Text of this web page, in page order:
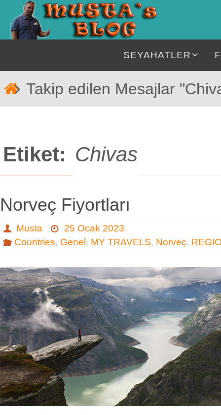
İçeriğe
geç
SEYAHATLER
Takip edilen Mesajlar
Etiket: Chivas
Norveç Fiyortları
Musta
25 Ocak 2023
Countries, Genel , MY TRAVELS, Norveç,